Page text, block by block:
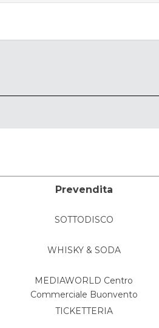
Prevendita
SOTTODISCO
WHISKY & SODA
MEDIAWORLD Centro
Commerciale Buonvento
TICKETTERIA